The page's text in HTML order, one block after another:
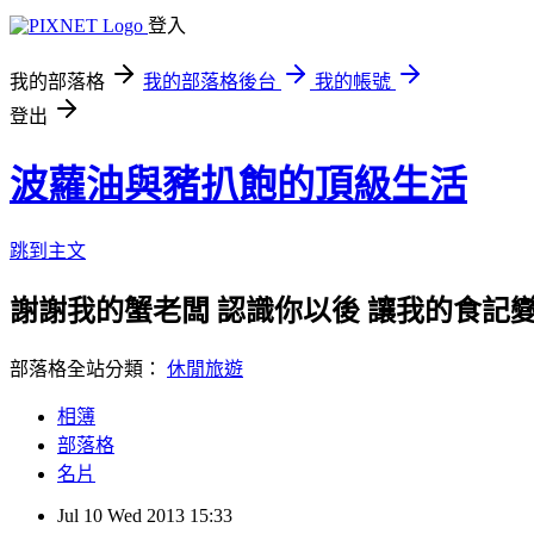
登入
我的部落格 我的部落格後台
我的帳號
登出
波蘿油與豬扒飽的頂級生活
跳到主文
謝謝我的蟹老闆 認識你以後 讓我的食記
部落格全站分類： 休閒旅遊
相簿
部落格
名片
Jul 10 Wed 2013 15:33